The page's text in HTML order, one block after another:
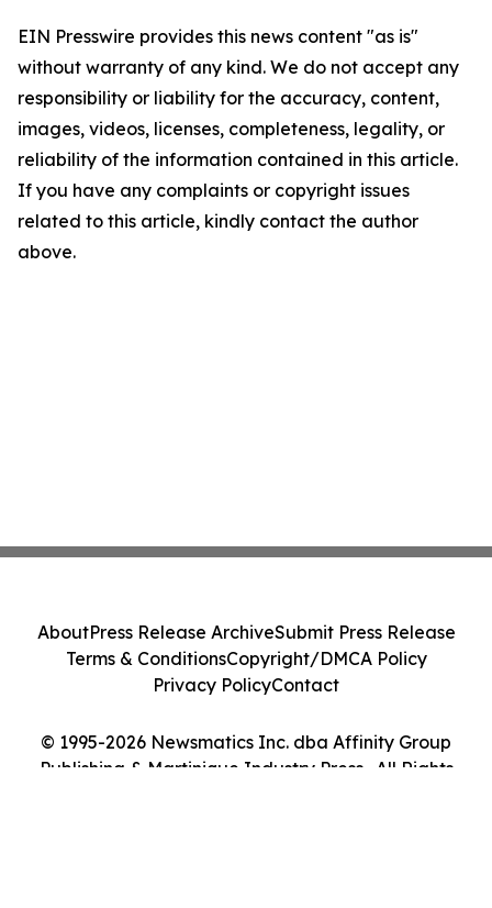
EIN Presswire provides this news content "as is"
without warranty of any kind. We do not accept any
responsibility or liability for the accuracy, content,
images, videos, licenses, completeness, legality, or
reliability of the information contained in this article.
If you have any complaints or copyright issues
related to this article, kindly contact the author
above.
© 1995-2026 Newsmatics Inc. dba Affinity Group
Publishing & Martinique Industry Press . All Rights
AboutPress Release ArchiveSubmit Press Release
Terms & ConditionsCopyright/DMCA Policy
Privacy PolicyContact